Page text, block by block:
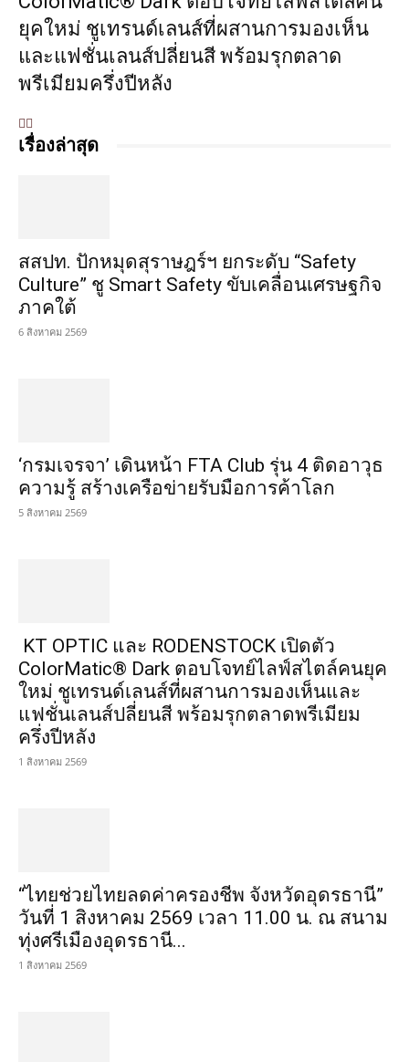
ยุคใหม่ ชูเทรนด์เลนส์ที่ผสานการมองเห็น
และแฟชั่นเลนส์ปลี่ยนสี พร้อมรุกตลาด
พรีเมียมครึ่งปีหลัง
เรื่องล่าสุด
สสปท. ปักหมุดสุราษฎร์ฯ ยกระดับ “Safety
Culture” ชู Smart Safety ขับเคลื่อนเศรษฐกิจ
ภาคใต้
6 สิงหาคม 2569
‘กรมเจรจา’ เดินหน้า FTA Club รุ่น 4 ติดอาวุธ
ความรู้ สร้างเครือข่ายรับมือการค้าโลก
5 สิงหาคม 2569
KT OPTIC และ RODENSTOCK เปิดตัว
ColorMatic® Dark ตอบโจทย์ไลฟ์สไตล์คนยุค
ใหม่ ชูเทรนด์เลนส์ที่ผสานการมองเห็นและ
แฟชั่นเลนส์ปลี่ยนสี พร้อมรุกตลาดพรีเมียม
ครึ่งปีหลัง
1 สิงหาคม 2569
“ไทยช่วยไทยลดค่าครองชีพ จังหวัดอุดรธานี”
วันที่ 1 สิงหาคม 2569 เวลา 11.00 น. ณ สนาม
ทุ่งศรีเมืองอุดรธานี...
1 สิงหาคม 2569